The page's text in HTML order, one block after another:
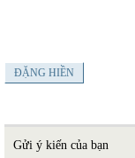
ĐẶNG HIỀN
Gửi ý kiến của bạn